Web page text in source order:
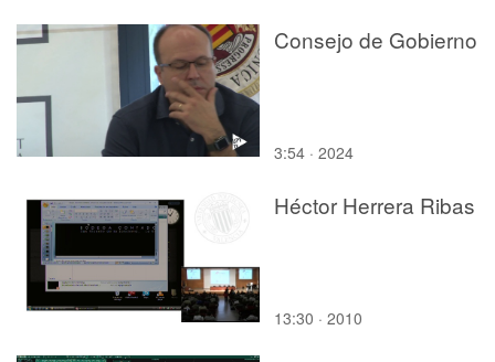
Consejo de Gobierno
3:54 · 2024
Héctor Herrera Ribas
13:30 · 2010